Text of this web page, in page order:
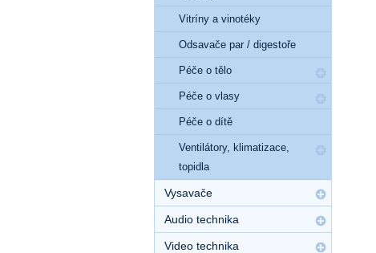
Vitríny a vinotéky
Odsavače par / digestoře
Péče o tělo
Péče o vlasy
Péče o dítě
Ventilátory, klimatizace,
topidla
Vysavače
Audio technika
Video technika